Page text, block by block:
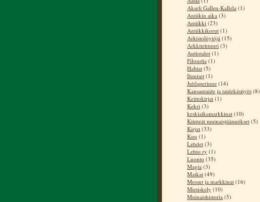
Akseli Gallen-Kallela (1)
Antiikin aika (3)
Antiikki (23)
Antiikkikorut (1)
Arkistolöytöjä (15)
Arkkitehtuuri (3)
Autiotalot (1)
Filosofia (1)
Haltiat (5)
Ihmiset (1)
Juhlaperinne (14)
Kansantaide ja taidekäsityöt (8)
Keittokirjat (1)
Kekri (3)
keskiaikamarkkinat (10)
Kiinteät muinaisjäännökset (5)
Kirjat (33)
Kuu (1)
Lehdet (3)
Lehto ry (1)
Luonto (35)
Magia (3)
Matkat (49)
Messut ja markkinat (16)
Mietiskely (10)
Muinaishistoria (5)